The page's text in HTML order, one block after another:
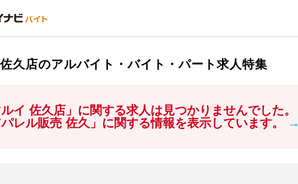
久店のアルバイト・バイト・パート求人特集
ルイ 佐久店」に関する求人は見つかりませんでした。
パレル販売 佐久」に関する情報を表示しています。
→